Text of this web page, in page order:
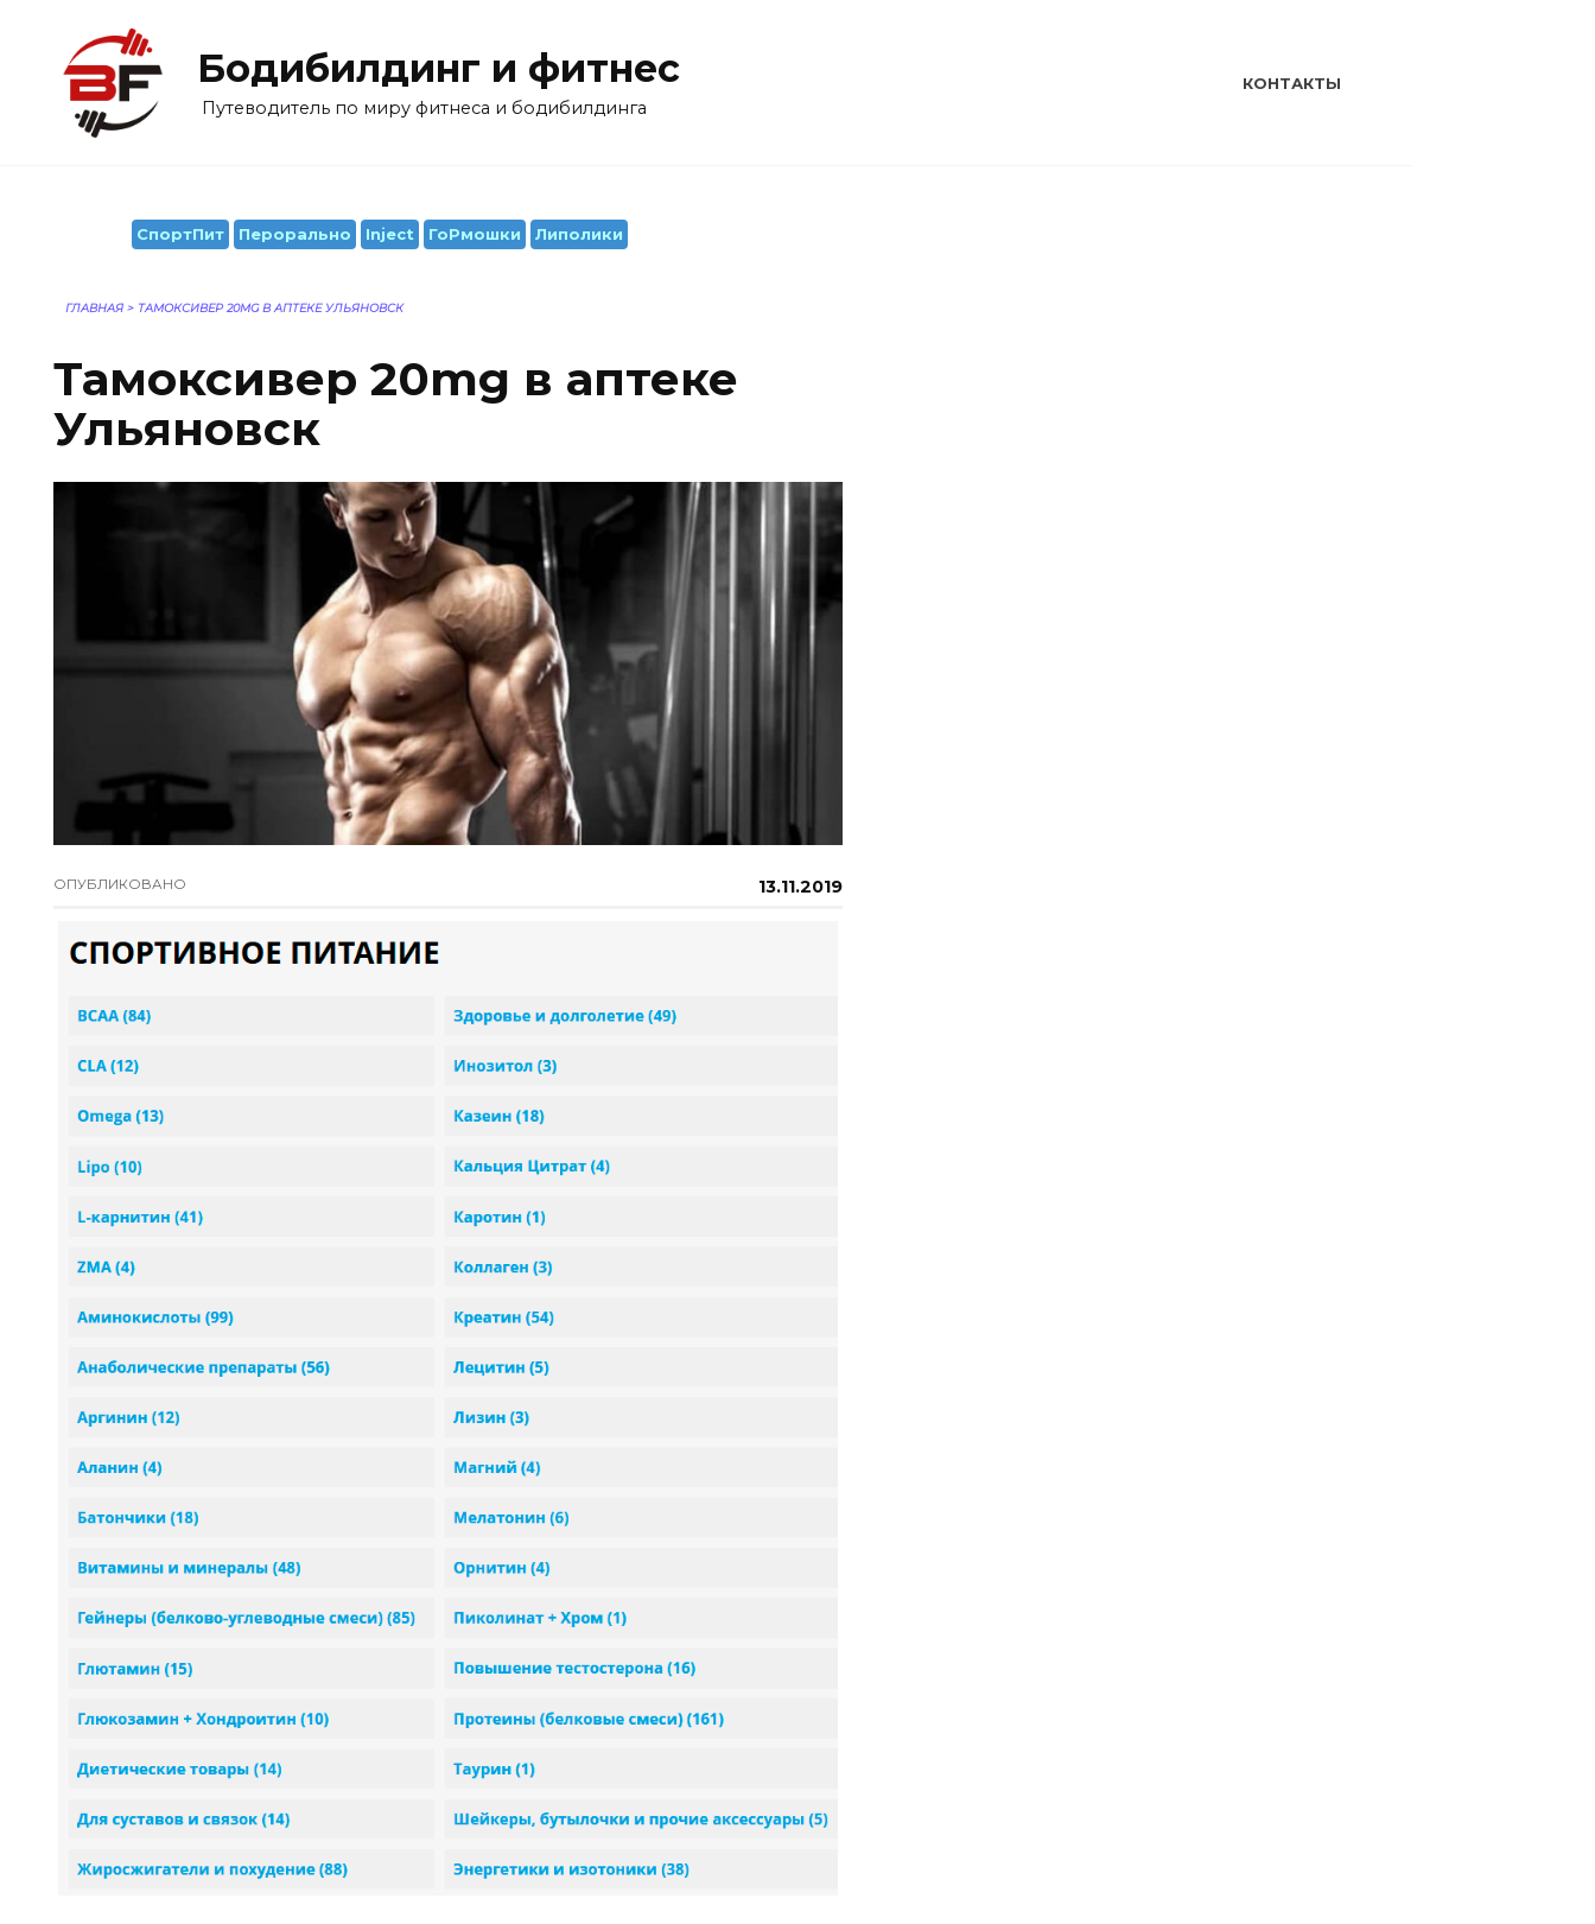
содержанию
Бодибилдинг и фитнес
Путеводитель по миру фитнеса и бодибилдинга
КОНТАКТЫ
СпортПит Перорально Inject ГоРмошки Липолики
ГЛАВНАЯ > ТАМОКСИВЕР 20MG В АПТЕКЕ УЛЬЯНОВСК
Тамоксивер 20mg в аптеке
Ульяновск
ОПУБЛИКОВАНО 13.11.2019